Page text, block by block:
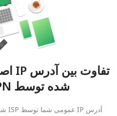
شده توسط VPN چیست؟